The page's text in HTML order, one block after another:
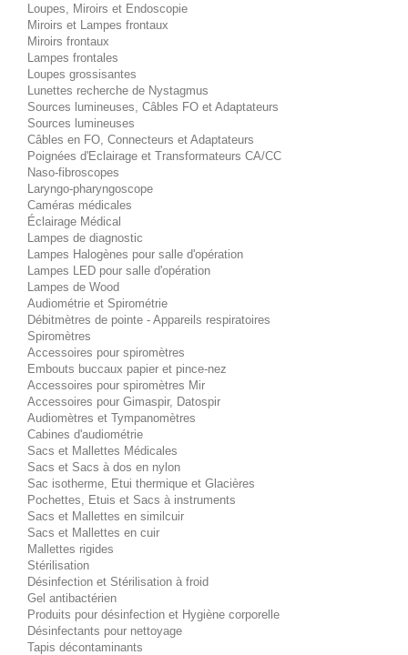
Loupes, Miroirs et Endoscopie
Miroirs et Lampes frontaux
Miroirs frontaux
Lampes frontales
Loupes grossisantes
Lunettes recherche de Nystagmus
Sources lumineuses, Câbles FO et Adaptateurs
Sources lumineuses
Câbles en FO, Connecteurs et Adaptateurs
Poignées d'Eclairage et Transformateurs CA/CC
Naso-fibroscopes
Laryngo-pharyngoscope
Caméras médicales
Éclairage Médical
Lampes de diagnostic
Lampes Halogènes pour salle d'opération
Lampes LED pour salle d'opération
Lampes de Wood
Audiométrie et Spirométrie
Débitmètres de pointe - Appareils respiratoires
Spiromètres
Accessoires pour spiromètres
Embouts buccaux papier et pince-nez
Accessoires pour spiromètres Mir
Accessoires pour Gimaspir, Datospir
Audiomètres et Tympanomètres
Cabines d'audiométrie
Sacs et Mallettes Médicales
Sacs et Sacs à dos en nylon
Sac isotherme, Etui thermique et Glacières
Pochettes, Etuis et Sacs à instruments
Sacs et Mallettes en similcuir
Sacs et Mallettes en cuir
Mallettes rigides
Stérilisation
Désinfection et Stérilisation à froid
Gel antibactérien
Produits pour désinfection et Hygiène corporelle
Désinfectants pour nettoyage
Tapis décontaminants